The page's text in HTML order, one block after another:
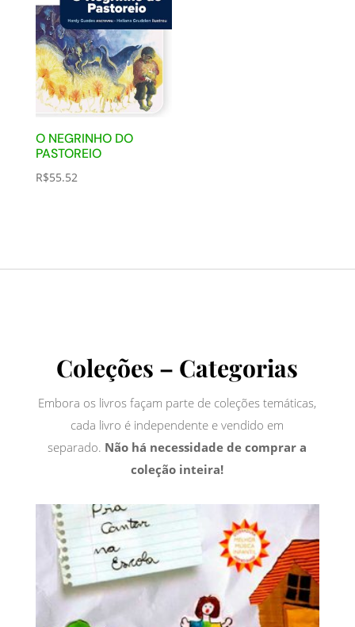
O NEGRINHO DO
PASTOREIO
R$55.52
Coleções – Categorias
Embora os livros façam parte de coleções temáticas,
cada livro é independente e vendido em
separado. Não há necessidade de comprar a
coleção inteira!